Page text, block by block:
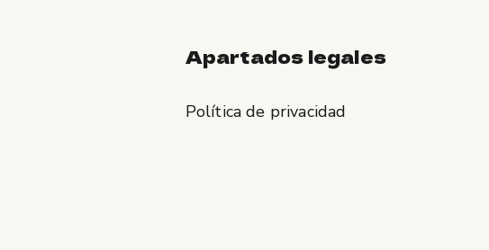
Apartados legales
Política de privacidad